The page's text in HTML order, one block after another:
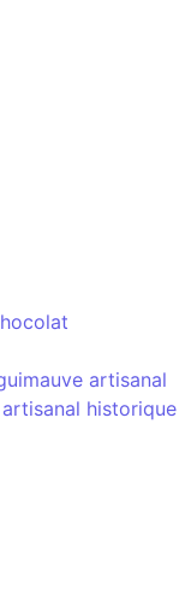
artisanal
historique